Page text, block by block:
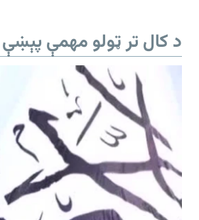
د کال تر ټولو مهمې پېښې